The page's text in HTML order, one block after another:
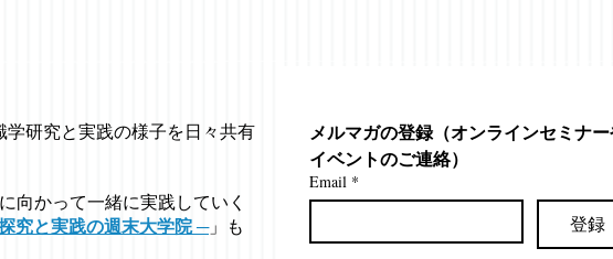
学研究と実践の様子を日々共有
向かって一緒に実践していく
究と実践の週末大学院 ─」も
メルマガの登録（オンラインセミナ
イベントのご連絡）
Email *
登録